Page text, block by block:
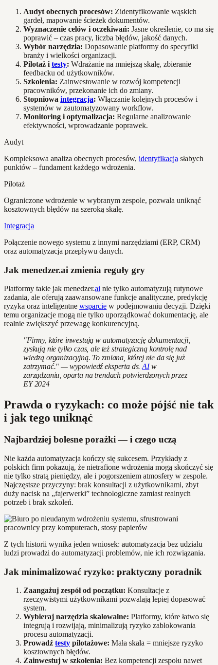
Audyt obecnych procesów: Zidentyfikowanie wąskich
gardeł, mapowanie ścieżek dokumentów.
Wyznaczenie celów i oczekiwań: Jasne określenie, co ma się
poprawić – czas pracy, liczba błędów, jakość danych.
Wybór narzędzia: Dopasowanie platformy do specyfiki
branży i wielkości organizacji.
Pilotaż i testy: Wdrażanie na mniejszą skalę, zbieranie
feedbacku od użytkowników.
Szkolenia: Zainwestowanie w rozwój kompetencji
pracowników, przekonanie ich do zmiany.
Stopniowa integracja: Włączanie kolejnych procesów i
systemów w zautomatyzowany workflow.
Monitoring i optymalizacja: Regularne analizowanie
efektywności, wprowadzanie poprawek.
Audyt
Kompleksowa analiza obecnych procesów, identyfikacja słabych
punktów – fundament każdego wdrożenia.
Pilotaż
Ograniczone wdrożenie w wybranym zespole, pozwala uniknąć
kosztownych błędów na szeroką skalę.
Integracja
Połączenie nowego systemu z innymi narzędziami (ERP, CRM)
oraz automatyzacja przepływu danych.
Jak menedzer.ai zmienia reguły gry
Platformy takie jak menedzer.ai nie tylko automatyzują rutynowe
zadania, ale oferują zaawansowane funkcje analityczne, predykcję
ryzyka oraz inteligentne wsparcie w podejmowaniu decyzji. Dzięki
temu organizacje mogą nie tylko uporządkować dokumentację, ale
realnie zwiększyć przewagę konkurencyjną.
"Firmy, które inwestują w automatyzację dokumentacji,
zyskują nie tylko czas, ale też strategiczną kontrolę nad
wiedzą organizacyjną. To zmiana, której nie da się już
zatrzymać." — wypowiedź eksperta ds.AIw
zarządzaniu, oparta na trendach potwierdzonych przez
EY 2024
Prawda o ryzykach: co może pójść nie tak
i jak tego uniknąć
Najbardziej bolesne porażki — i czego uczą
Nie każda automatyzacja kończy się sukcesem. Przykłady z
polskich firm pokazują, że nietrafione wdrożenia mogą skończyć się
nie tylko stratą pieniędzy, ale i pogorszeniem atmosfery w zespole.
Najczęstsze przyczyny: brak konsultacji z użytkownikami, zbyt
duży nacisk na „fajerwerki” technologiczne zamiast realnych
potrzeb i brak szkoleń.
Z tych historii wynika jeden wniosek: automatyzacja bez udziału
ludzi prowadzi do automatyzacji problemów, nie ich rozwiązania.
Jak minimalizować ryzyko: praktyczny poradnik
Zaangażuj zespół od początku: Konsultacje z
rzeczywistymi użytkownikami pozwalają lepiej dopasować
system.
Wybieraj narzędzia skalowalne: Platformy, które łatwo się
integrują i rozwijają, minimalizują ryzyko zablokowania
procesu automatyzacji.
Prowadź testy pilotażowe: Mała skala = mniejsze ryzyko
kosztownych błędów.
Zainwestuj w szkolenia: Bez kompetencji zespołu nawet